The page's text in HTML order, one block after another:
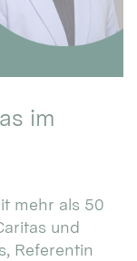
im
mehr als 50
und
Referentin